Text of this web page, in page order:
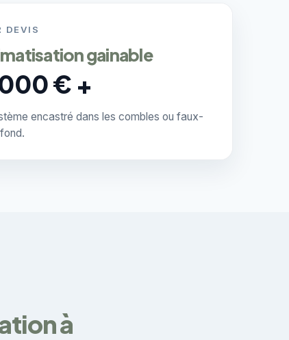
DEVIS
gainable
€ +
encastré dans les combles ou faux-
à